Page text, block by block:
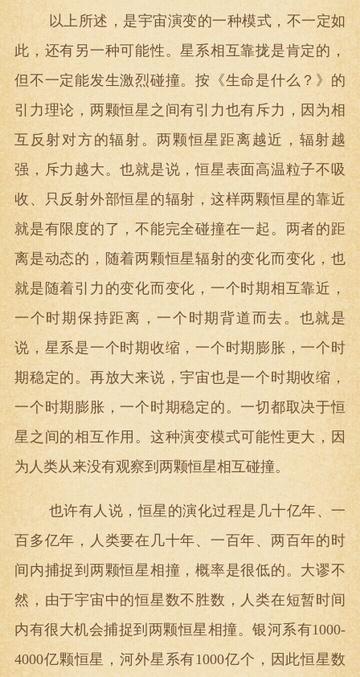
以上所述，是宇宙演变的一种模式，不一定如
此，还有另一种可能性。星系相互靠拢是肯定的，
但不一定能发生激烈碰撞。按《生命是什么？》的
引力理论，两颗恒星之间有引力也有斥力，因为相
互反射对方的辐射。两颗恒星距离越近，辐射越
强，斥力越大。也就是说，恒星表面高温粒子不吸
收、只反射外部恒星的辐射，这样两颗恒星的靠近
就是有限度的了，不能完全碰撞在一起。两者的距
离是动态的，随着两颗恒星辐射的变化而变化，也
就是随着引力的变化而变化，一个时期相互靠近，
一个时期保持距离，一个时期背道而去。也就是
说，星系是一个时期收缩，一个时期膨胀，一个时
期稳定的。再放大来说，宇宙也是一个时期收缩，
一个时期膨胀，一个时期稳定的。一切都取决于恒
星之间的相互作用。这种演变模式可能性更大，因
为人类从来没有观察到两颗恒星相互碰撞。
也许有人说，恒星的演化过程是几十亿年、一
百多亿年，人类要在几十年、一百年、两百年的时
间内捕捉到两颗恒星相撞，概率是很低的。大谬不
然，由于宇宙中的恒星数不胜数，人类在短暂时间
内有很大机会捕捉到两颗恒星相撞。银河系有1000-
4000亿颗恒星，河外星系有1000亿个，因此恒星数